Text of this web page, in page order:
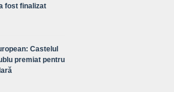
fost finalizat
Castelul
premiat pentru